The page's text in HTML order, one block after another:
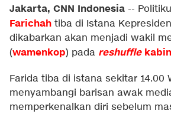
Jakarta, CNN Indonesia --
Farichah tiba di Istana
dikabarkan akan menjadi wakil
(wamenkop) pada reshuffle
Farida tiba di istana sekitar 14.00
menyambangi barisan awak
memperkenalkan diri sebelum